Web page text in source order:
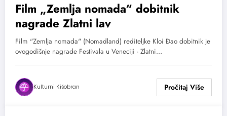
Film „Zemlja nomada“ dobitnik
nagrade Zlatni lav
Film "Zemlja nomada" (Nomadland) rediteljke Kloi Đao dobitnik je
ovogodišnje nagrade Festivala u Veneciji - Zlatni…
Kulturni Kišobran